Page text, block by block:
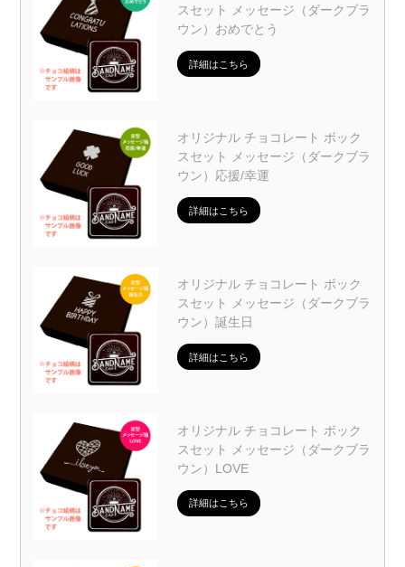
スセット メッセージ（ダークブラ
ウン）おめでとう
詳細はこちら
オリジナル チョコレート ボック
スセット メッセージ（ダークブラ
ウン）応援/幸運
詳細はこちら
オリジナル チョコレート ボック
スセット メッセージ（ダークブラ
ウン）誕生日
詳細はこちら
オリジナル チョコレート ボック
スセット メッセージ（ダークブラ
ウン）LOVE
詳細はこちら